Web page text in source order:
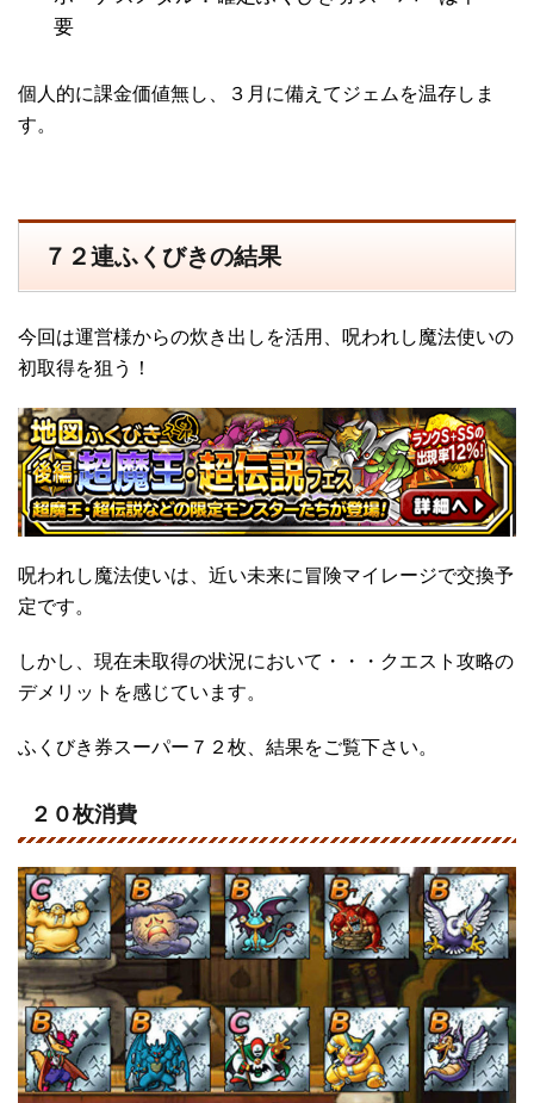
要
個人的に課金価値無し、３月に備えてジェムを温存しま
す。
７２連ふくびきの結果
今回は運営様からの炊き出しを活用、呪われし魔法使いの
初取得を狙う！
呪われし魔法使いは、近い未来に冒険マイレージで交換予
定です。
しかし、現在未取得の状況において・・・クエスト攻略の
デメリットを感じています。
ふくびき券スーパー７２枚、結果をご覧下さい。
２０枚消費